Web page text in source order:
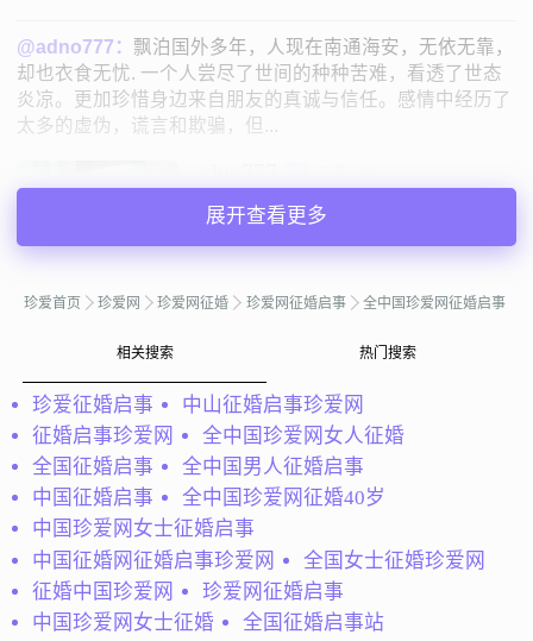
@adno777： 飘泊国外多年，人现在南通海安，无依无靠，
却也衣食无忧. 一个人尝尽了世间的种种苦难，看透了世态
炎凉。更加珍惜身边来自朋友的真诚与信任。感情中经历了
太多的虚伪，谎言和欺骗，但...
58岁 | 离异 | 172cm | 5001-8000元
寻找异性：
22-32岁 | 155-167cm
私聊TA
@HOLD不住的爱：姐！不是会员！有意者向珍爱网寻找我
吧！没有不良嗜好！我是一个离异的女人！下一段婚姻希望
能一起走到一辈子！想找一个35至40之间的！最好是属
龙！猴！牛的人！宁可孤独，也不违心;宁可抱...
HOLD不住的爱
41岁 | 离异 | 162cm | 3000元以下
寻找异性：
29-39岁 | 175-175cm | 5000元以上
展开查看更多
珍爱首页 珍爱网 珍爱网征婚 珍爱网征婚启事 全中国珍爱网征婚启事
相关搜索 热门搜索
珍爱征婚启事
中山征婚启事珍爱网
征婚启事珍爱网
全中国珍爱网女人征婚
全国征婚启事
全中国男人征婚启事
中国征婚启事
全中国珍爱网征婚40岁
中国珍爱网女士征婚启事
中国征婚网征婚启事珍爱网
全国女士征婚珍爱网
征婚中国珍爱网
珍爱网征婚启事
中国珍爱网女士征婚
全国征婚启事站